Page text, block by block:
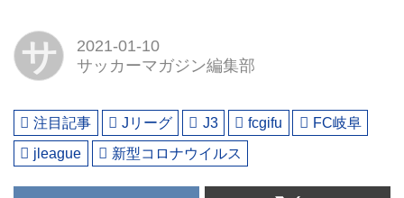
サ
2021-01-10
サッカーマガジン編集部
注目記事 Jリーグ J3 fcgifu
FC岐阜
jleague
新型コロナウイルス